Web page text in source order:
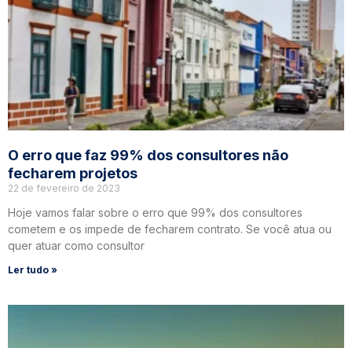
O erro que faz 99% dos consultores não
fecharem projetos
22 de fevereiro de 2023
Hoje vamos falar sobre o erro que 99% dos consultores
cometem e os impede de fecharem contrato. Se você atua ou
quer atuar como consultor
Ler tudo »